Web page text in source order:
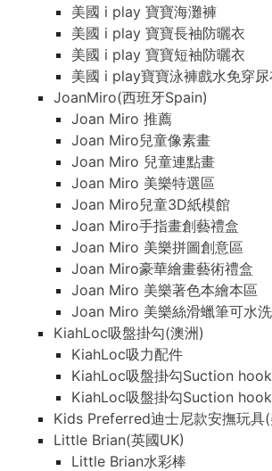
美國 i play 寶寶海灘褲
美國 i play 寶寶長袖防曬衣
美國 i play 寶寶短袖防曬衣
美國 i play寶寶泳褲戲水免穿
JoanMiro(西班牙Spain)
Joan Miro 推薦
Joan Miro兒童像素畫
Joan Miro 兒童連點畫
Joan Miro 美樂特選區
Joan Miro兒童3D紙模館
Joan Miro手指畫創藝禮盒
Joan Miro 美樂拼圖創意區
Joan Miro豪華繪畫藝術禮盒
Joan Miro 美樂著色本繪本區
Joan Miro 美樂絲滑蠟筆可水
KiahLoc吸盤掛勾(澳洲)
KiahLoc吸力配件
KiahLoc吸盤掛勾Suction hook
KiahLoc吸盤掛勾Suction
Kids Preferred迪士尼款安撫玩具(
Little Brian(英國UK)
Little Brian水彩棒